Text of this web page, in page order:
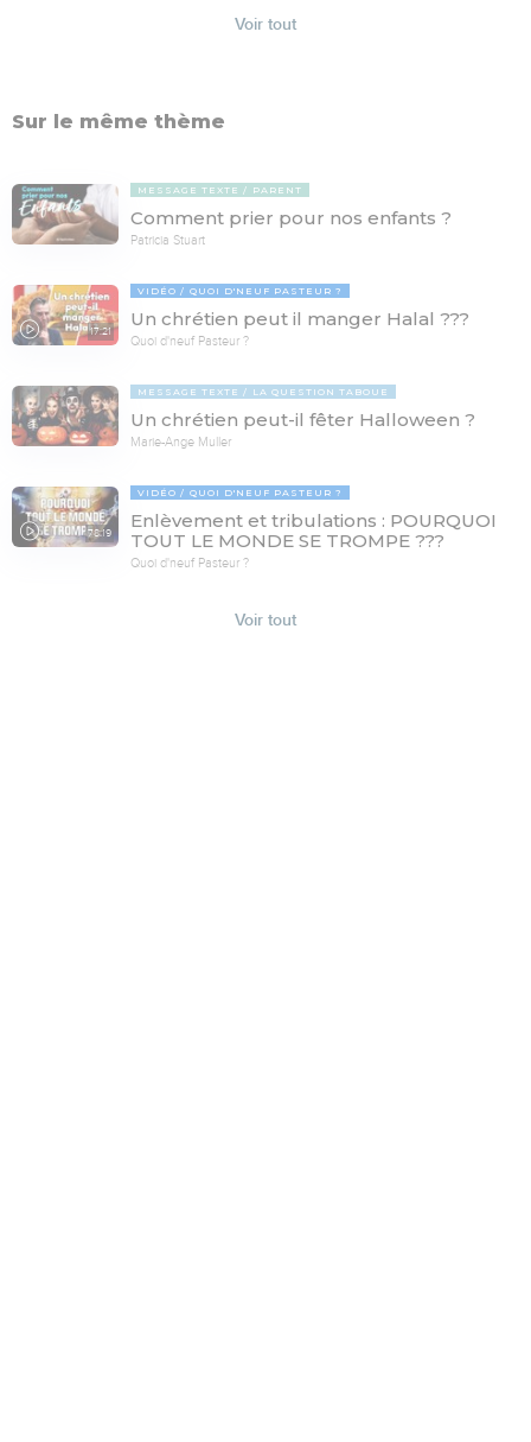
Voir tout
Sur le même thème
MESSAGE TEXTE PARENT
Comment prier pour nos enfants ?
Patricia Stuart
17:21
VIDÉO QUOI D'NEUF PASTEUR ?
Un chrétien peut il manger Halal ???
Quoi d'neuf Pasteur ?
MESSAGE TEXTE LA QUESTION TABOUE
Un chrétien peut-il fêter Halloween ?
Marie-Ange Muller
78:19
VIDÉO QUOI D'NEUF PASTEUR ?
Enlèvement et tribulations : POURQUOI
TOUT LE MONDE SE TROMPE ???
Quoi d'neuf Pasteur ?
Voir tout